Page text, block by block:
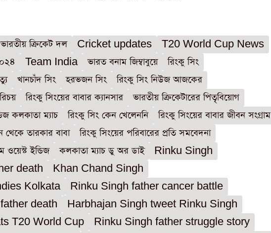
ভারতীয় ক্রিকেট দল Cricket updates
T20 World Cup News
Team India ভারত বনাম জিম্বাবুয়ে
রিংকু সিং
খানচাঁদ সিং হরভজন সিং
রিংকু সিং নিউজ আজকের
রিংকু সিংয়ের বাবার ক্যানসার
ভারতীয় ক্রিকেটারের পিতৃবিয়োগ
কলকাতা ম্যাচ
রিংকু সিং কেন খেলেননি
রিংকু সিংয়ের বাবার জীবন সংগ্রাম
থেকে তারকার বাবা
রিংকু সিংয়ের পরিবারের প্রতি সমবেদনা
ইন্ডিজ
কলকাতা ম্যাচ ডু অর ডাই
Rinku Singh
death
Khan Chand Singh
Kolkata
Rinku Singh father cancer battle
death
Harbhajan Singh tweet Rinku Singh
T20 World Cup
Rinku Singh father struggle story